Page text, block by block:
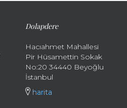
Dolapdere
Hacıahmet Mahallesi
Pir Hüsamettin Sokak
No:20 34440 Beyoğlu
İstanbul
harita